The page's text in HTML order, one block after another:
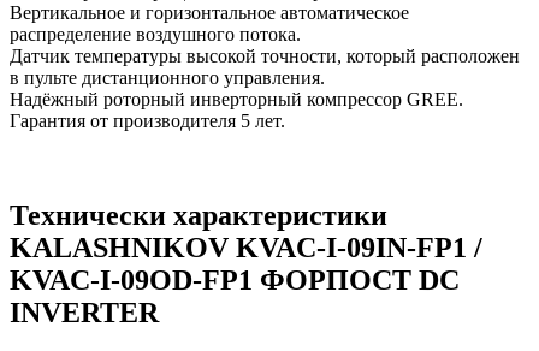
Вертикальное и горизонтальное автоматическое
распределение воздушного потока.
Датчик температуры высокой точности, который расположен
в пульте дистанционного управления.
Надёжный роторный инверторный компрессор GREE.
Гарантия от производителя 5 лет.
Технически характеристики
KALASHNIKOV KVAC-I-09IN-FP1 /
KVAC-I-09OD-FP1 ФОРПОСТ DC
INVERTER